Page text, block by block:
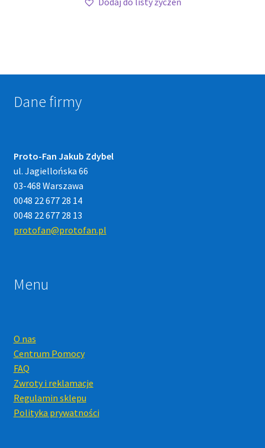
Dane firmy
Proto-Fan Jakub Zdybel
ul. Jagiellońska 66
03-468 Warszawa
0048 22 677 28 14
0048 22 677 28 13
protofan@protofan.pl
Menu
O nas
Centrum Pomocy
FAQ
Zwroty i reklamacje
Regulamin sklepu
Polityka prywatności